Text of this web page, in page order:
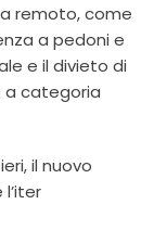
remoto, come
a pedoni e
e il divieto di
categoria
il nuovo